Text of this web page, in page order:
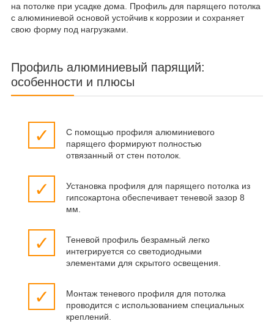
на потолке при усадке дома. Профиль для парящего потолка
с алюминиевой основой устойчив к коррозии и сохраняет
свою форму под нагрузками.
Профиль алюминиевый парящий:
особенности и плюсы
✓
С помощью профиля алюминиевого
парящего формируют полностью
отвязанный от стен потолок.
✓
Установка профиля для парящего потолка из
гипсокартона обеспечивает теневой зазор 8
мм.
✓
Теневой профиль безрамный легко
интегрируется со светодиодными
элементами для скрытого освещения.
✓
Монтаж теневого профиля для потолка
проводится с использованием специальных
креплений.